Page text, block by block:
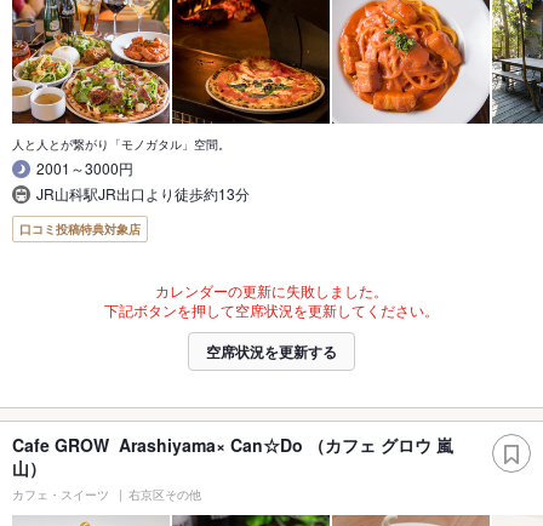
人と人とが繋がり「モノガタル」空間。
2001～3000円
JR山科駅JR出口より徒歩約13分
口コミ投稿特典対象店
カレンダーの更新に失敗しました。
下記ボタンを押して空席状況を更新してください。
空席状況を更新する
Cafe GROW Arashiyama× Can☆Do （カフェ グロウ 嵐
山）
カフェ・スイーツ 右京区その他